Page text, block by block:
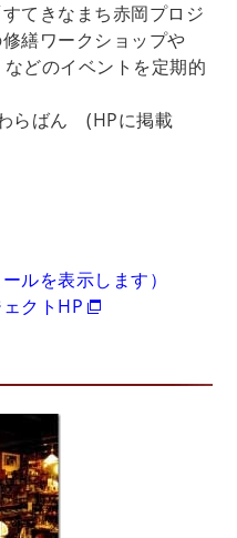
てきなまち赤岡プロジ
繕ワークショップや
などのイベントを定期的
らばん (HPに掲載
ルを表示します）
クトHP